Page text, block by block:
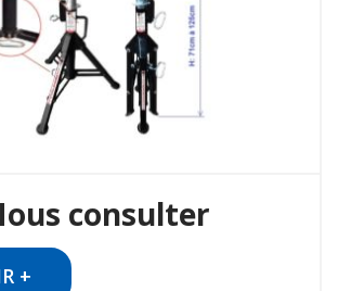
consulter
+